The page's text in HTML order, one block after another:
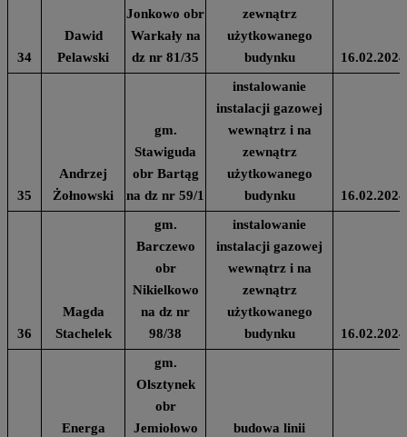
34
Dawid
Pelawski
Jonkowo obr
Warkały na
dz nr 81/35
zewnątrz
użytkowanego
budynku
16.02.2024
35
Andrzej
Żołnowski
gm.
Stawiguda
obr Bartąg
na dz nr 59/1
instalowanie
instalacji gazowej
wewnątrz i na
zewnątrz
użytkowanego
budynku
16.02.2024
36
Magda
Stachelek
gm.
Barczewo
obr
Nikielkowo
na dz nr
98/38
instalowanie
instalacji gazowej
wewnątrz i na
zewnątrz
użytkowanego
budynku
16.02.2024
Energa
gm.
Olsztynek
obr
Jemiołowo
budowa linii